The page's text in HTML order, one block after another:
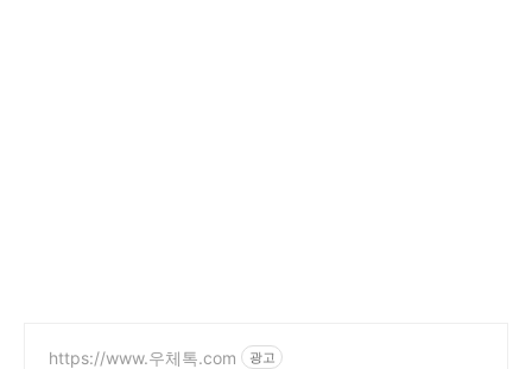
https://www.우체톡.com 광고